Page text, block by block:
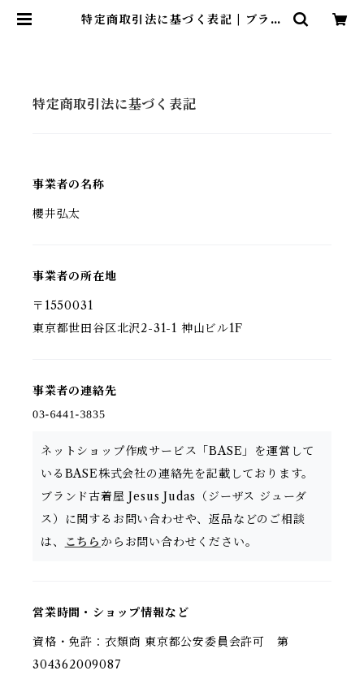
特定商取引法に基づく表記 | ブラン
特定商取引法に基づく表記
事業者の名称
櫻井弘太
事業者の所在地
〒1550031
東京都世田谷区北沢2-31-1 神山ビル1F
事業者の連絡先
ネットショップ作成サービス「BASE」を運営して
いるBASE株式会社の連絡先を記載しております。
ブランド古着屋 Jesus Judas（ジーザス ジューダ
ス）に関するお問い合わせや、返品などのご相談
は、
こちら からお問い合わせください。
営業時間・ショップ情報など
資格・免許：衣類商 東京都公安委員会許可 第
304362009087